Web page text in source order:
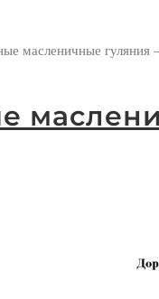
масленичные гуляния